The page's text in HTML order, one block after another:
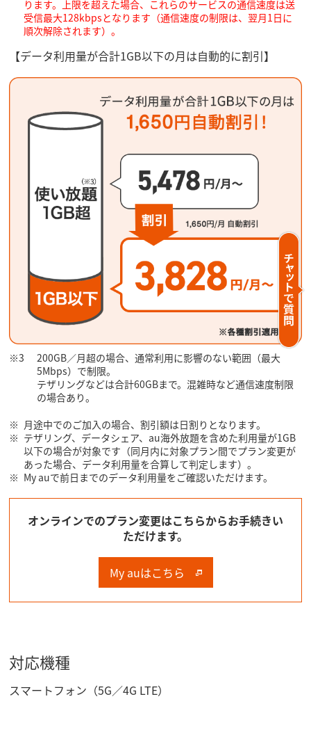
ります。上限を超えた場合、これらのサービスの通信速度は送
受信最大128kbpsとなります（通信速度の制限は、翌月1日に
順次解除されます）。
【データ利用量が合計1GB以下の月は自動的に割引】
200GB／月超の場合、通常利用に影響のない範囲（最大
5Mbps）で制限。
テザリングなどは合計60GBまで。混雑時など通信速度制限
の場合あり。
月途中でのご加入の場合、割引額は日割りとなります。
テザリング、データシェア、au海外放題を含めた利用量が1GB
以下の場合が対象です（同月内に対象プラン間でプラン変更が
あった場合、データ利用量を合算して判定します）。
My auで前日までのデータ利用量をご確認いただけます。
オンラインでのプラン変更はこちらからお手続きい
ただけます。
My auはこちら
対応機種
スマートフォン（5G／4G LTE）